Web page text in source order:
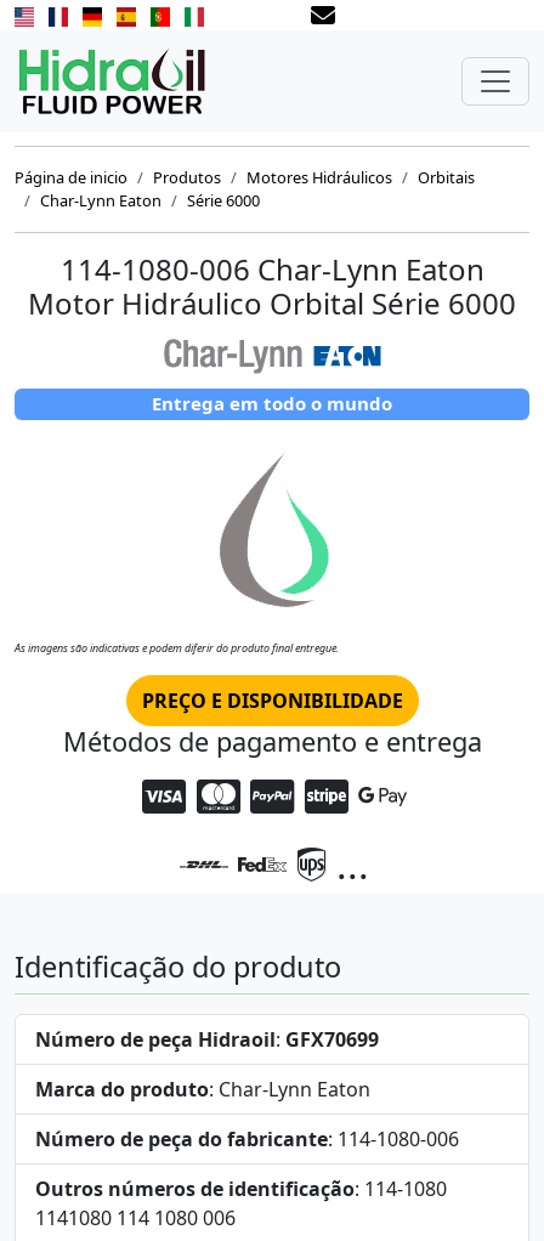
Página de inicio Produtos Motores Hidráulicos
Orbitais
Char-Lynn Eaton
Série 6000
114-1080-006 Char-Lynn Eaton
Motor Hidráulico Orbital Série 6000
Entrega em todo o mundo
As imagens são indicativas e podem diferir do produto final entregue.
PREÇO E DISPONIBILIDADE
Métodos de pagamento e entrega
...
Identificação do produto
Número de peça Hidraoil: GFX70699
Marca do produto: Char-Lynn Eaton
Número de peça do fabricante: 114-1080-006
Outros números de identificação: 114-1080
1141080 114 1080 006